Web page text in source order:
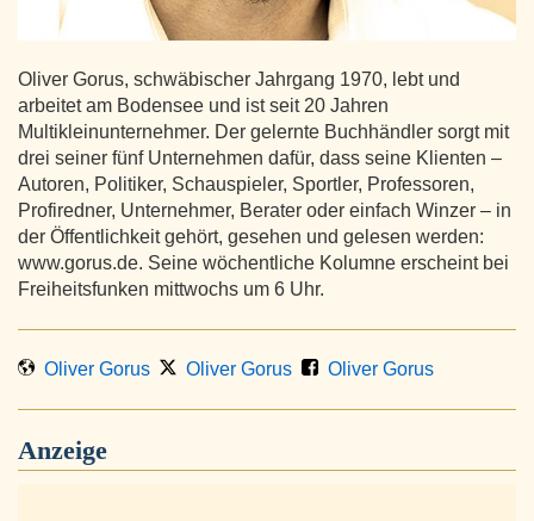
Oliver Gorus, schwäbischer Jahrgang 1970, lebt und
arbeitet am Bodensee und ist seit 20 Jahren
Multikleinunternehmer. Der gelernte Buchhändler sorgt mit
drei seiner fünf Unternehmen dafür, dass seine Klienten –
Autoren, Politiker, Schauspieler, Sportler, Professoren,
Profiredner, Unternehmer, Berater oder einfach Winzer – in
der Öffentlichkeit gehört, gesehen und gelesen werden:
www.gorus.de. Seine wöchentliche Kolumne erscheint bei
Freiheitsfunken mittwochs um 6 Uhr.
Oliver Gorus Oliver Gorus Oliver Gorus
Anzeige